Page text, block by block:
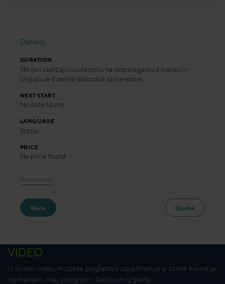
Details
DURATION
14h (svi sadržaji su učesniku na raspolaganju 6 meseci) -
Uključuje 4 online radionice sa trenerom
NEXT START
No date found
LANGUAGE
Srpski
PRICE
No price found
Book Quote
VIDEO
U ovom videu možete pogledati objašnjenje o tome kome je
namenjen ovaj program i kako on izgleda…